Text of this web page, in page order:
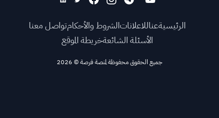
الرئيسيةعناللاعلاناتالشروط والأحكامتواصل معنا
الأسئلة الشائعةخريطة الموقع
جميع الحقوق محفوظة لمنصة فرصة©
2026